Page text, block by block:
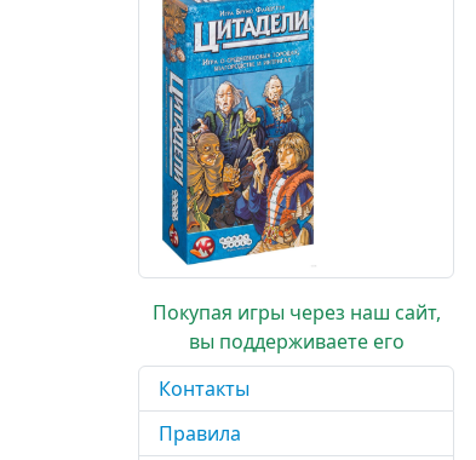
Покупая игры через наш сайт,
вы поддерживаете его
Контакты
Правила